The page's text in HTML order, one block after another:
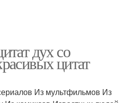
дух со
цитат
Из мультфильмов Из